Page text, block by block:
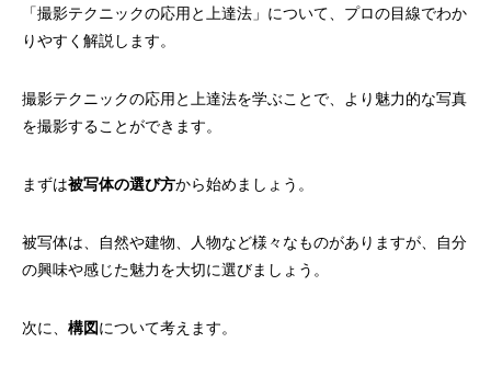
「撮影テクニックの応用と上達法」について、プロの目線でわか
りやすく解説します。
撮影テクニックの応用と上達法を学ぶことで、より魅力的な写真
を撮影することができます。
まずは被写体の選び方から始めましょう。
被写体は、自然や建物、人物など様々なものがありますが、自分
の興味や感じた魅力を大切に選びましょう。
次に、 構図 について考えます。